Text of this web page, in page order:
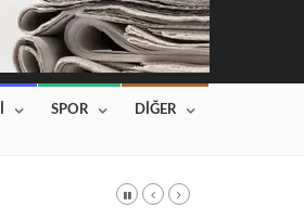
SPOR DİĞER